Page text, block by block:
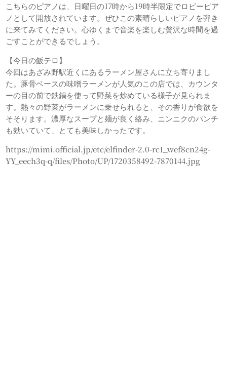
こちらのピアノは、日曜日の17時から19時半限定でロビーピア
ノとして開放されています。ぜひこの素晴らしいピアノを弾き
に来てみてください。心ゆくまで音楽を楽しむ贅沢な時間を過
ごすことができるでしょう。
【今日の飯テロ】
今回はあざみ野駅近くにあるラーメン屋さんに立ち寄りまし
た。豚骨ベースの味噌ラーメンが人気のこの店では、カウンタ
ーの目の前で鉄鍋を使って野菜を炒めている様子が見られま
す。熱々の野菜がラーメンに乗せられると、その香りが食欲を
そそります。濃厚なスープと麺が良く絡み、ニンニクのパンチ
も効いていて、とても美味しかったです。
https://mimi.official.jp/etc/elfinder-2.0-rc1_wef8cn24g-
YY_eech3q-q/files/Photo/UP/1720358492-7870144.jpg